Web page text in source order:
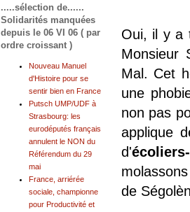
Oui, il y a
Monsieur
Mal. Cet
une
non pas
applique
d'
de
.....sélection de......
Solidarités manquées
depuis le 06 VI 06 ( par
ordre croissant )
Nouveau Manuel
d'Histoire pour se
sentir bien en France
Putsch UMP/UDF à
Strasbourg: les
eurodéputés français
annulent le NON du
Référendum du 29
mai
France, arriérée
sociale, championne
pour Productivité et